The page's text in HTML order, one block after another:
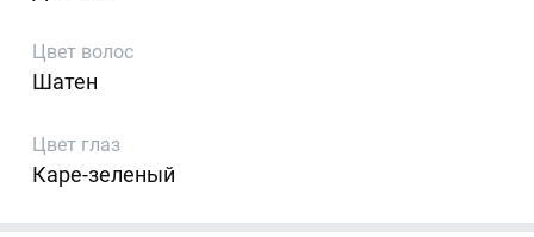
Цвет волос
Шатен
Цвет глаз
Каре-зеленый